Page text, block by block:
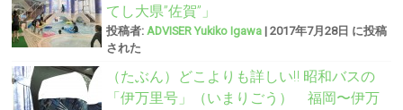
てし大県”佐賀”」
投稿者:ADVISER Yukiko Igawa |2017年7月28日 に投稿
された
（たぶん）どこよりも詳しい‼︎ 昭和バスの
「伊万里号」（いまりごう） 福岡〜伊万